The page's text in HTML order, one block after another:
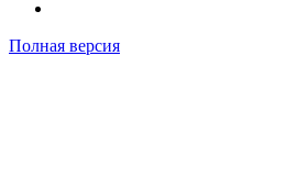
Полная версия